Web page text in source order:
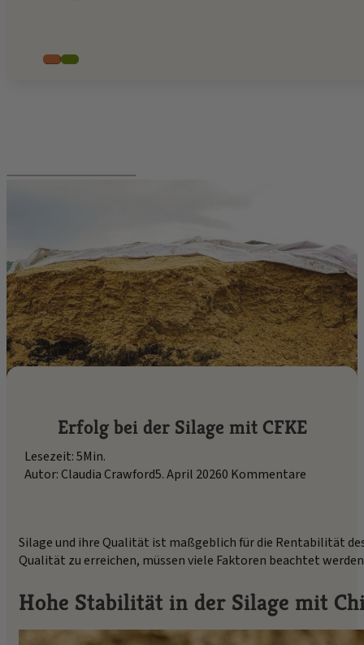
Erfolg bei der Silage mit CFKE
Lesezeit: 5Min.
Autor: Claudia Crawford5. April 20260 Kommentare
Silage und ihre Qualität ist maßgeblich für die Rentabilität
Qualität zu erreichen, müssen viele Faktoren beachtet
Hohe Stabilität in der Silage mit